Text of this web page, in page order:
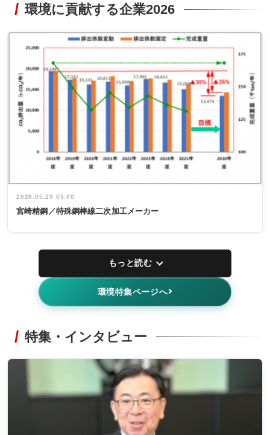
環境に貢献する企業2026
2026.05.29 05:00
宮崎精鋼／特殊鋼棒線二次加工メーカー
もっと読む
環境特集ページへ
特集・インタビュー